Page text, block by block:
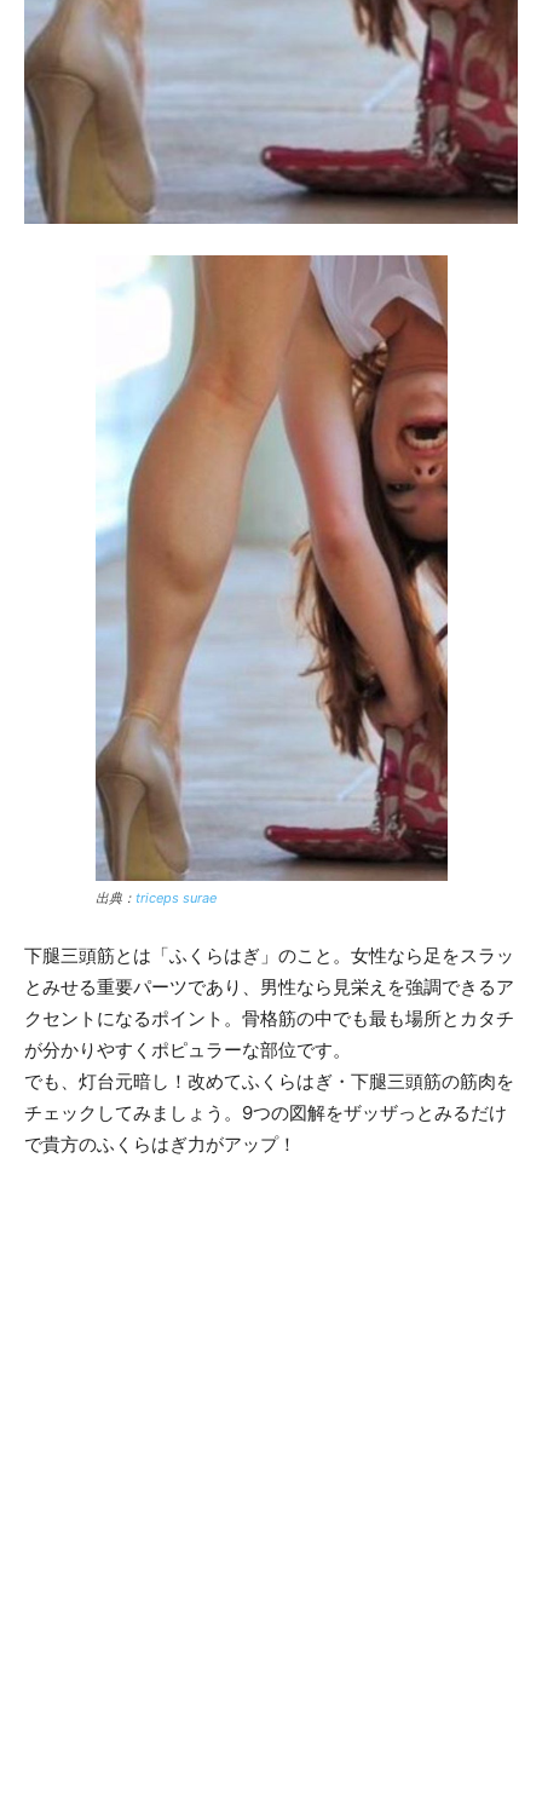
出典： triceps surae
下腿三頭筋とは「ふくらはぎ」のこと。女性なら足をスラッ
とみせる重要パーツであり、男性なら見栄えを強調できるア
クセントになるポイント。骨格筋の中でも最も場所とカタチ
が分かりやすくポピュラーな部位です。
でも、灯台元暗し！改めてふくらはぎ・下腿三頭筋の筋肉を
チェックしてみましょう。9つの図解をザッザっとみるだけ
で貴方のふくらはぎ力がアップ！